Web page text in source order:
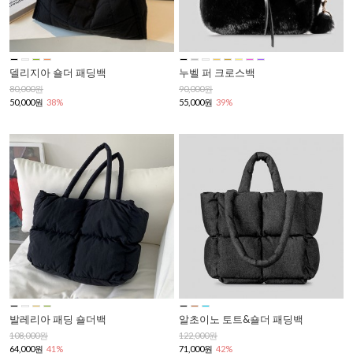
델리지아 숄더 패딩백
80,000원
50,000원 38%
누벨 퍼 크로스백
90,000원
55,000원 39%
발레리아 패딩 숄더백
108,000원
64,000원 41%
알초이노 토트&숄더 패딩백
122,000원
71,000원 42%